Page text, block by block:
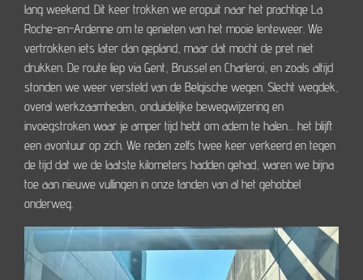
lang weekend. Dit keer trokken we eropuit naar het prachtige La
Roche-en-Ardenne om te genieten van het mooie lenteweer. We
vertrokken iets later dan gepland, maar dat mocht de pret niet
drukken. De route liep via Gent, Brussel en Charleroi, en zoals altijd
stonden we weer versteld van de Belgische wegen. Slecht wegdek,
overal werkzaamheden, onduidelijke bewegwijzering en
invoegstroken waar je amper tijd hebt om adem te halen… het blijft
een avontuur op zich. We reden zelfs twee keer verkeerd en tegen
de tijd dat we de laatste kilometers hadden gehad, waren we bijna
toe aan nieuwe vullingen in onze tanden van al het gehobbel
onderweg.